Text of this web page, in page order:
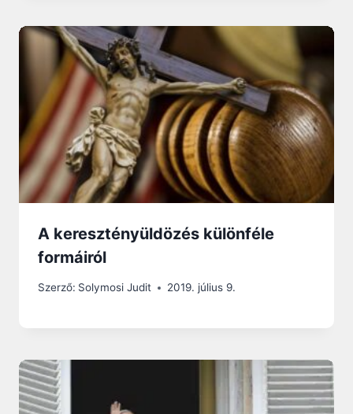
A keresztényüldözés különféle
formáiról
Szerző: Solymosi Judit 2019. július 9.